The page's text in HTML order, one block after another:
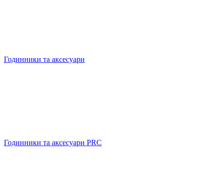
Годинники та аксесуари
Годинники та аксесуари PRC